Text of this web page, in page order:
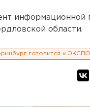
информационной
области.
готовится к